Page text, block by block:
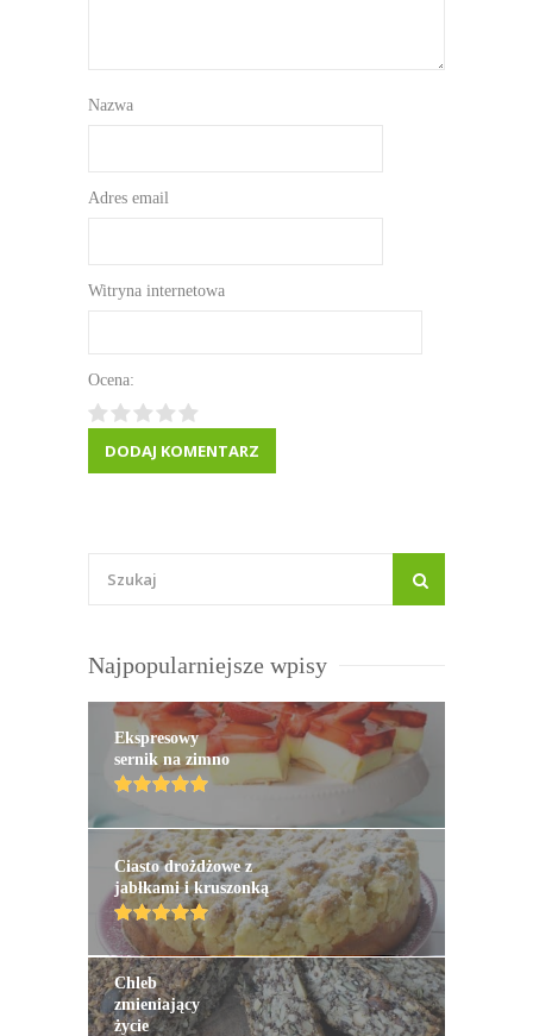
Nazwa
Adres email
Witryna internetowa
Ocena:
Najpopularniejsze wpisy
Ekspresowy
sernik na zimno
Ciasto drożdżowe z
jabłkami i kruszonką
Chleb
zmieniający
życie